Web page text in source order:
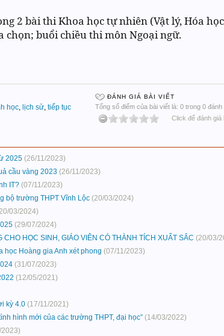
2 bài thi Khoa học tự nhiên (Vật lý, Hóa
chọn; buổi chiều thi môn Ngoại ngữ.
học, lịch sử, tiếp tục
ĐÁNH GIÁ BÀI VIẾT
Tổng số điểm của bài viết là: 0 trong 0 đánh
Click để đánh giá
2025 (26/11/2023)
cầu vàng 2023 (26/11/2023)
IT? (07/11/2023)
bộ trường THPT Vĩnh Lộc (20/03/2024)
03/2024)
(29/07/2024)
HỌC SINH, GIÁO VIÊN CÓ THÀNH TÍCH XUẤT SẮC (20/03/
học Hoàng gia Anh xét phong (07/11/2023)
(31/07/2023)
(12/05/2021)
kỳ 4.0 (17/11/2021)
hình mới của các trường THPT, đại học” (14/03/2022)
2023)